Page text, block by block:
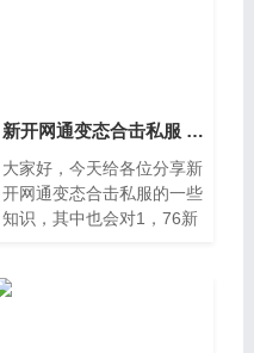
新开网通变态合击私服 1.76新开合击
大家好，今天给各位分享新
开网通变态合击私服的一些
知识，其中也会对1，76新
你现在面临的问题，别忘了